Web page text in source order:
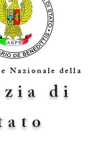
Nazionale della
di